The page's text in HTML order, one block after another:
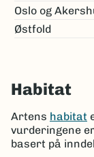
Oslo og
Østfold
Habitat
Artens habitat
vurderingene
basert på